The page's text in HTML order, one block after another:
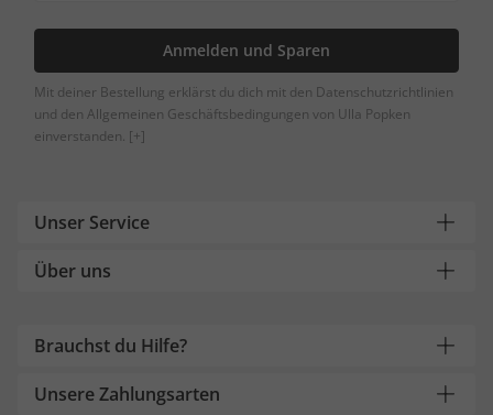
Anmelden und Sparen
Mit deiner Bestellung erklärst du dich mit den Datenschutzrichtlinien
und den Allgemeinen Geschäftsbedingungen von Ulla Popken
einverstanden. [+]
Unser Service
Über uns
Brauchst du Hilfe?
Unsere Zahlungsarten